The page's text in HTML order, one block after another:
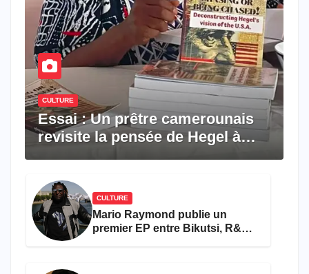
CULTURE
Essai : Un prêtre camerounais
revisite la pensée de Hegel à
CULTURE
Mario Raymond publie un
premier EP entre Bikutsi, R&B